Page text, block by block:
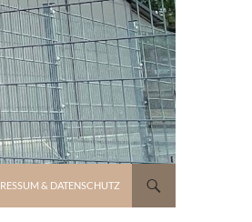
& DATENSCHUTZ